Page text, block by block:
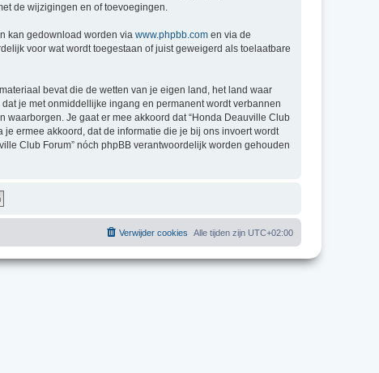
de wijzigingen en of toevoegingen.
kan gedownload worden via www.phpbb.com en via de
voor wat wordt toegestaan of juist geweigerd als toelaatbare
bevat die de wetten van je eigen land, het land waar
je met onmiddellijke ingang en permanent wordt verbannen
Je gaat er mee akkoord dat “Honda Deauville Club
ermee akkoord, dat de informatie die je bij ons invoert wordt
Club Forum” nóch phpBB verantwoordelijk worden gehouden
Alle tijden zijn UTC+02:00
Verwijder cookies